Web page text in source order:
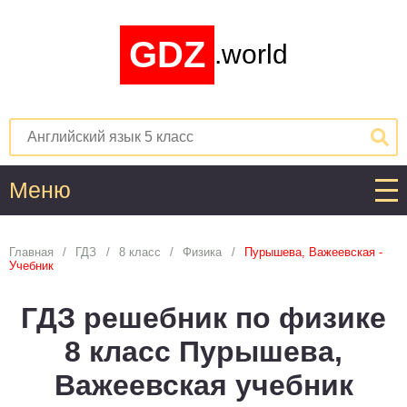
GDZ .world
Меню
1
Английский язык
3 4 5 6 7 8 9 10
Астрономия
Главная ГДЗ 8 класс Физика
Пурышева, Важеевская -
Учебник
ГДЗ решебник по физике
8 класс Пурышева,
Важеевская учебник